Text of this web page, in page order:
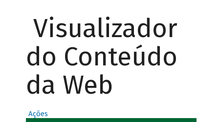
Visualizador
do Conteúdo
da Web
Ações